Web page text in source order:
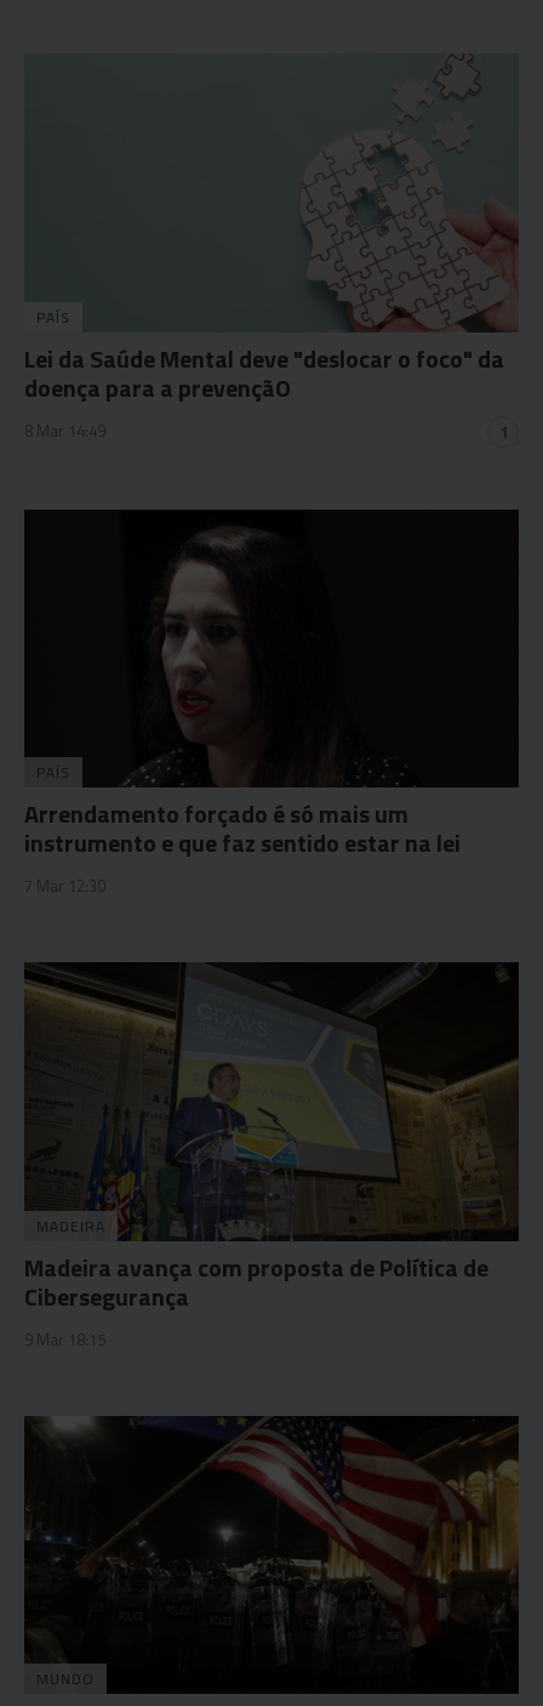
PAÍS
Lei da Saúde Mental deve "deslocar o foco" da
doença para a prevençãO
8 Mar 14:49 1
PAÍS
Arrendamento forçado é só mais um
instrumento e que faz sentido estar na lei
7 Mar 12:30
MADEIRA
Madeira avança com proposta de Política de
Cibersegurança
9 Mar 18:15
MUNDO